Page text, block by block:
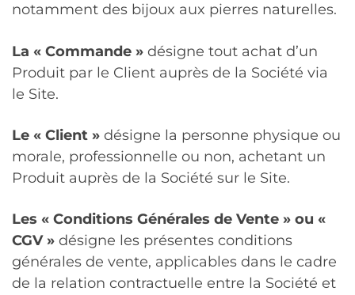
notamment des bijoux aux pierres naturelles.
La « Commande » désigne tout achat d’un
Produit par le Client auprès de la Société via
le Site.
Le « Client » désigne la personne physique ou
morale, professionnelle ou non, achetant un
Produit auprès de la Société sur le Site.
Les « Conditions Générales de Vente » ou «
CGV » désigne les présentes conditions
générales de vente, applicables dans le cadre
de la relation contractuelle entre la Société et